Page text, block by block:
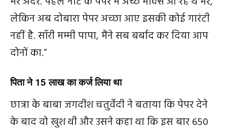
लेकिन अब दोबारा पेपर अच्छा आए इसकी कोई गारंटी
नहीं है. सॉरी मम्मी पापा, मैंने सब बर्बाद कर दिया आप
दोनों का.”
पिता ने 15 लाख का कर्ज लिया था
छात्रा के बाबा जगदीश चतुर्वेदी ने बताया कि पेपर देने
के बाद वो खुश थी और उसने कहा था कि इस बार 650